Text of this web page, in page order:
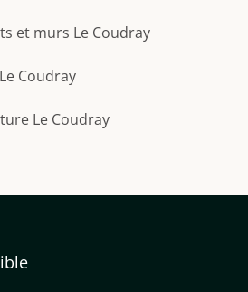
et murs Le Coudray
Coudray
Le Coudray